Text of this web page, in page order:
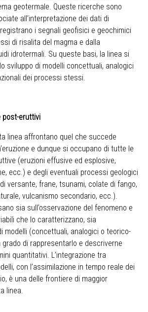
geotermale. Queste ricerche sono
all’interpretazione dei dati di
i segnali geofisici e geochimici
di risalita del magma e dalla
idrotermali. Su queste basi, la linea si
sviluppo di modelli concettuali, analogici
dei processi stessi.
post-eruttivi
linea affrontano quel che succede
e dunque si occupano di tutte le
(eruzioni effusive ed esplosive,
ecc.) e degli eventuali processi geologici
versante, frane, tsunami, colate di fango,
vulcanismo secondario, ecc.).
sia sull’osservazione del fenomeno e
che lo caratterizzano, sia
modelli (concettuali, analogici o teorico-
grado di rappresentarlo e descriverne
quantitativi. L’integrazione tra
con l’assimilazione in tempo reale dei
è una delle frontiere di maggior
linea.